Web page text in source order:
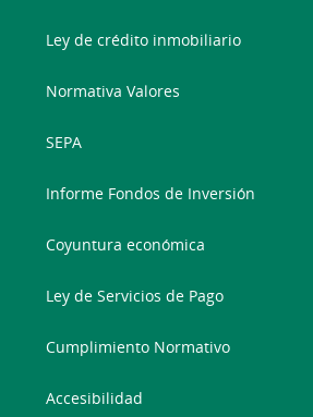
Ley de crédito inmobiliario
Normativa Valores
SEPA
Informe Fondos de Inversión
Coyuntura económica
Ley de Servicios de Pago
Cumplimiento Normativo
Accesibilidad